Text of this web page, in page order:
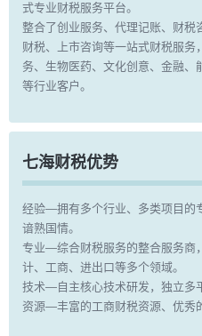
式专业财税服务平台。
整合了创业服务、代理记账、财税
财税、上市咨询等一站式财税服
务、生物医药、文化创意、金融、
等行业客户。
七海财税优势
经验—拥有多个行业、多类项目的
谙熟国情。
专业—综合财税服务的整合服务商
计、工商、进出口等多个领域。
技术—自主核心技术研发，独立多
资源—丰富的工商财税资源、优秀